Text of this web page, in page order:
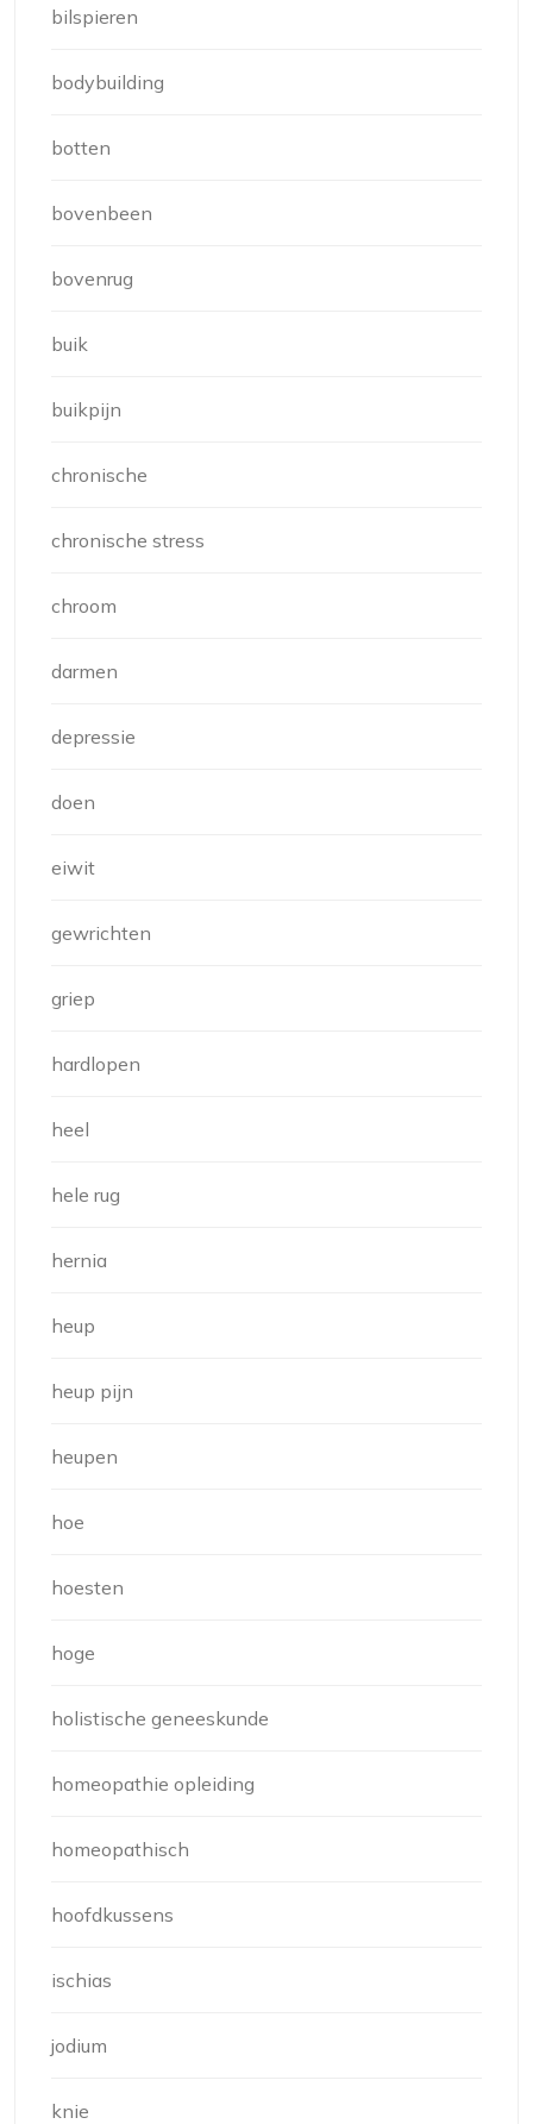
bilspieren
bodybuilding
botten
bovenbeen
bovenrug
buik
buikpijn
chronische
chronische stress
chroom
darmen
depressie
doen
eiwit
gewrichten
griep
hardlopen
heel
hele rug
hernia
heup
heup pijn
heupen
hoe
hoesten
hoge
holistische geneeskunde
homeopathie opleiding
homeopathisch
hoofdkussens
ischias
jodium
knie